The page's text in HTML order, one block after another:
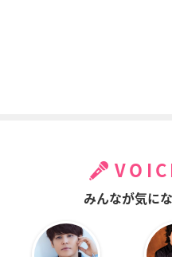
スター 結晶塔の帝王
スター
ル
みんなが気に